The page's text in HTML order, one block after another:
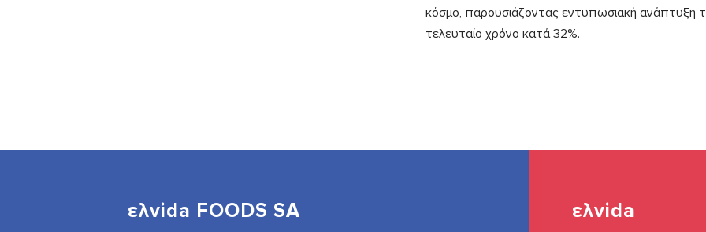
κόσμο, παρουσιάζοντας εντυπωσιακή ανάπτυξη
τελευταίο χρόνο κατά 32%.
ελvida FOODS SA ελvida